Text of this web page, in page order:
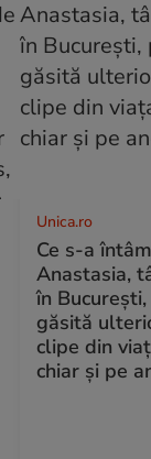
Unica.ro
Ce s-a
Anastasia,
în
găsită
clipe din
chiar și pe